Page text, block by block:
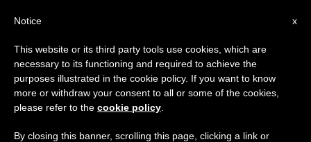
x
Notice
This website or its third party tools use cookies, which are
necessary to its functioning and required to achieve the
purposes illustrated in the cookie policy. If you want to know
more or withdraw your consent to all or some of the cookies,
please refer to the cookie policy
By closing this banner, scrolling this page, clicking a link or